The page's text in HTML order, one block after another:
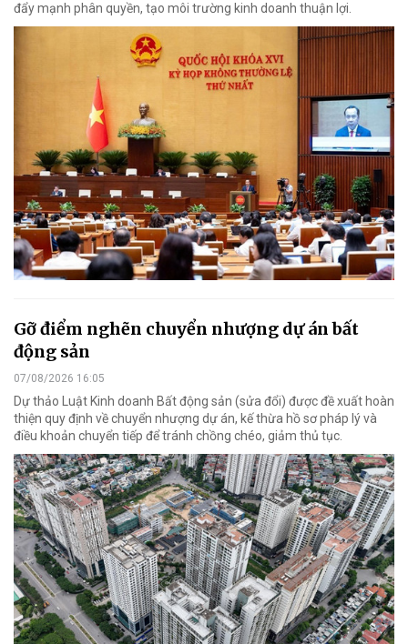
đẩy mạnh phân quyền, tạo môi trường kinh doanh thuận lợi.
Gỡ điểm nghẽn chuyển nhượng dự án bất
động sản
07/08/2026 16:05
Dự thảo Luật Kinh doanh Bất động sản (sửa đổi) được đề xuất hoàn
thiện quy định về chuyển nhượng dự án, kế thừa hồ sơ pháp lý và
điều khoản chuyển tiếp để tránh chồng chéo, giảm thủ tục.